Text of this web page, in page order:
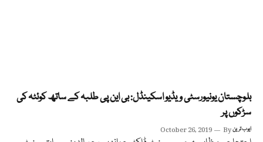
بلوچستان یونیورسٹی ویڈیو اسکینڈل: بی این پی طلبہ کے ساتھ کوئٹہ کی
سڑکوں پر
October 26, 2019 Byایوب ترین